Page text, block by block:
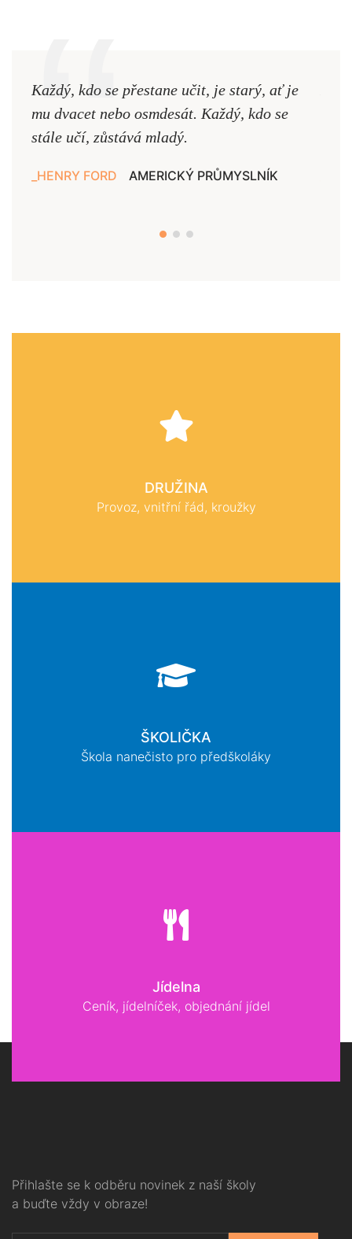
Každý, kdo se přestane učit, je starý, ať je
mu dvacet nebo osmdesát. Každý, kdo se
stále učí, zůstává mladý.
HENRY FORD AMERICKÝ PRŮMYSLNÍK
DRUŽINA
Provoz, vnitřní řád, kroužky
ŠKOLIČKA
Škola nanečisto pro předškoláky
Jídelna
Ceník, jídelníček, objednání jídel
Přihlašte se k odběru novinek z naší školy
a buďte vždy v obraze!